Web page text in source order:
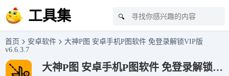
工具集 🔍
首页 安卓软件
大神P图 安卓手机P图软件 免登录解锁VIP版
v6.6.3.7
大神P图 安卓手机P图软件 免登录解锁